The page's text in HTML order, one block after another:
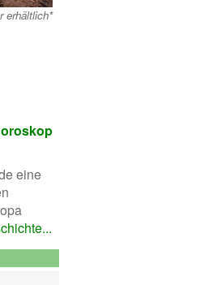
erhältlich*
eine